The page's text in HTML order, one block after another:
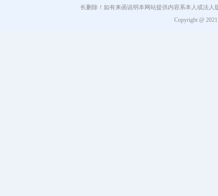
长删除！如有来函说明本网站提供内容系本人或法
Copyright @